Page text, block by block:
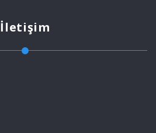
İletişim